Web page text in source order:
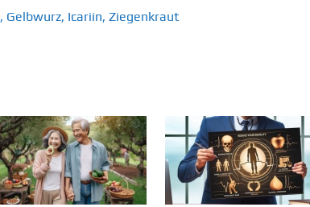
, Gelbwurz, Icariin, Ziegenkraut